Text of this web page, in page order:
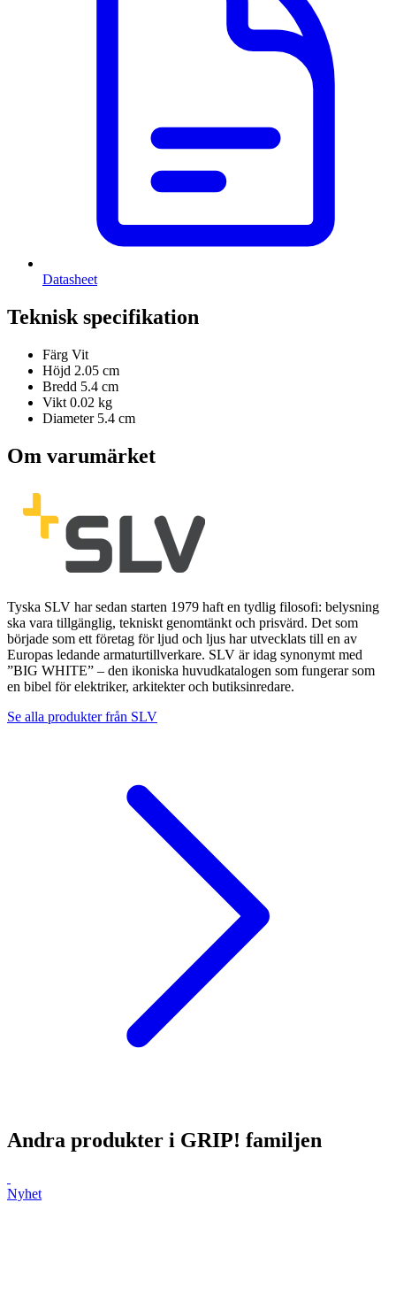
Datasheet
Teknisk specifikation
Färg Vit
Höjd 2.05 cm
Bredd 5.4 cm
Vikt 0.02 kg
Diameter5.4 cm
Om varumärket
Tyska SLV har sedan starten 1979 haft en tydlig filosofi: belysning
ska vara tillgänglig, tekniskt genomtänkt och prisvärd. Det som
började som ett företag för ljud och ljus har utvecklats till en av
Europas ledande armaturtillverkare. SLV är idag synonymt med
”BIG WHITE” – den ikoniska huvudkatalogen som fungerar som
en bibel för elektriker, arkitekter och butiksinredare.
Se alla produkter från SLV
Andra produkter i GRIP! familjen
Nyhet